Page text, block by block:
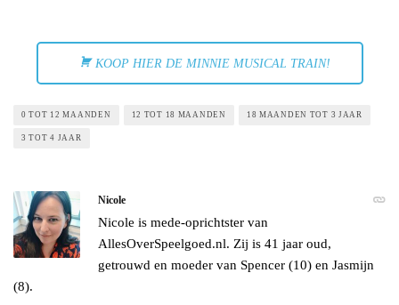
KOOP HIER DE MINNIE MUSICAL TRAIN!
0 TOT 12 MAANDEN 12 TOT 18 MAANDEN 18 MAANDEN TOT 3 JAAR
3 TOT 4 JAAR
Nicole
Nicole is mede-oprichtster van
AllesOverSpeelgoed.nl. Zij is 41 jaar oud,
getrouwd en moeder van Spencer (10) en Jasmijn
(8).